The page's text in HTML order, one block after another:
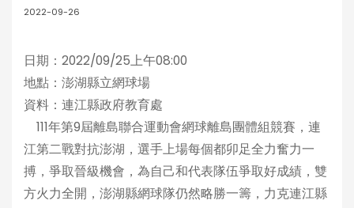
2022-09-26
日期：2022/09/25上午08:00
地點：澎湖縣立網球場
資料：連江縣政府教育處
111年第9屆離島聯合運動會網球離島團體組競賽，連
江第二戰對抗澎湖，選手上場每個都卯足全力奮力一
搏，爭取晉級機會，為自己和代表隊伍爭取好成績，雙
方火力全開，澎湖縣網球隊仍然略勝一籌，力克連江縣